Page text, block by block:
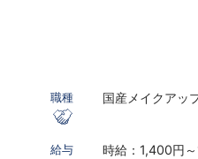
職種 国産メイクアッ
給与
時給：1,400円